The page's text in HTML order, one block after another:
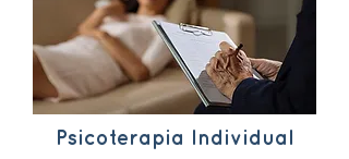
Psicoterapia Individual